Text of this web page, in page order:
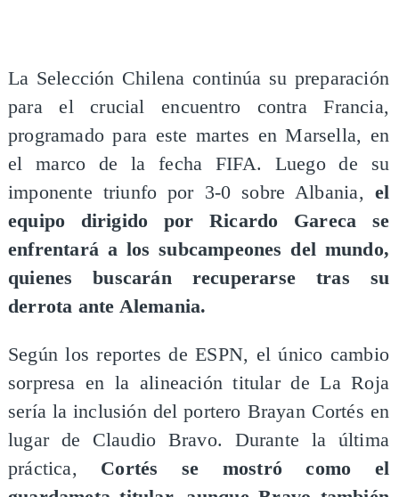
​La Selección Chilena continúa su preparación
para el crucial encuentro contra Francia,
programado para este martes en Marsella, en
el marco de la fecha FIFA. Luego de su
imponente triunfo por 3-0 sobre Albania, el
equipo dirigido por Ricardo Gareca se
enfrentará a los subcampeones del mundo,
quienes buscarán recuperarse tras su
derrota ante Alemania.
Según los reportes de ESPN, el único cambio
sorpresa en la alineación titular de La Roja
sería la inclusión del portero Brayan Cortés en
lugar de Claudio Bravo. Durante la última
práctica, Cortés se mostró como el